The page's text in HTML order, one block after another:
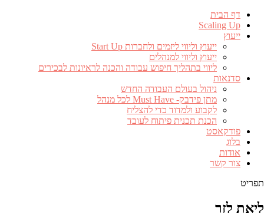
דף הבית
Scaling Up
ייעוץ
ייעוץ וליווי ליזמים ולחברות Start Up
ייעוץ וליווי למנהלים
ליווי בתהליך חיפוש עבודה והכנה לראיונות לבכירים
סדנאות
ניהול בעולם העבודה החדש
מתן פידבק- Must Have לכל מנהל
לקבוע ולמדוד כדי להצליח
הכנת תכנית פיתוח לעובד
פודקאסט
בלוג
אודות
צור קשר
תפריט
ליאת לזר